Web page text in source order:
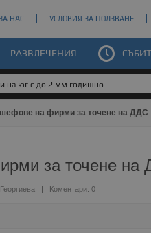
ЗА НАС УСЛОВИЯ ЗА ПОЛЗВАНЕ
РАЗВЛЕЧЕНИЯ
на юг с до 2 мм годишно
шефове на фирми за точене на ДДС
за точене на
Коментари: 0